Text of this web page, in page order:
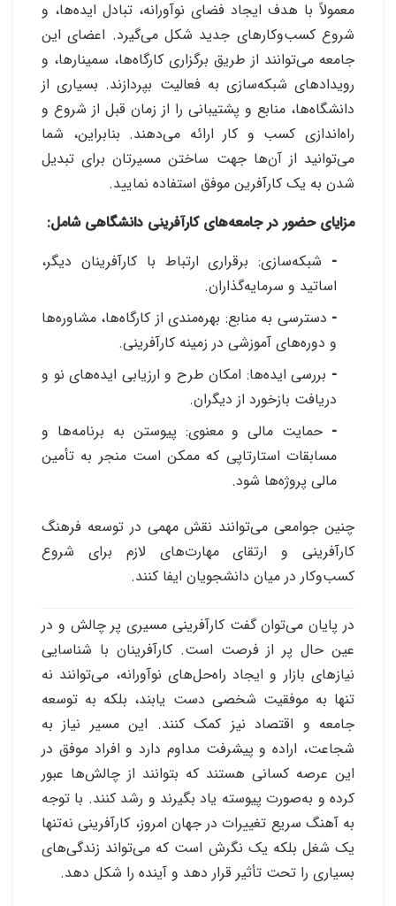
معمولاً با هدف ایجاد فضای نوآورانه، تبادل ایده‌ها، و
شروع کسب‌وکارهای جدید شکل می‌گیرد. اعضای این
جامعه می‌توانند از طریق برگزاری کارگاه‌ها، سمینارها، و
رویدادهای شبکه‌سازی به فعالیت بپردازند. بسیاری از
دانشگاه‌ها، منابع و پشتیبانی را از زمان قبل از شروع و
راه‌اندازی کسب و کار ارائه می‌دهند. بنابراین، شما
می‌توانید از آن‌ها جهت ساختن مسیرتان برای تبدیل
شدن به یک کارآفرین موفق استفاده نمایید.
مزایای حضور در جامعه‌های کارآفرینی دانشگاهی شامل:
- شبکه‌سازی: برقراری ارتباط با کارآفرینان دیگر،
اساتید و سرمایه‌گذاران.
- دسترسی به منابع: بهره‌مندی از کارگاه‌ها، مشاوره‌ها
و دوره‌های آموزشی در زمینه کارآفرینی.
- بررسی ایده‌ها: امکان طرح و ارزیابی ایده‌های نو و
دریافت بازخورد از دیگران.
- حمایت مالی و معنوی: پیوستن به برنامه‌ها و
مسابقات استارتاپی که ممکن است منجر به تأمین
مالی پروژه‌ها شود.
چنین جوامعی می‌توانند نقش مهمی در توسعه فرهنگ
کارآفرینی و ارتقای مهارت‌های لازم برای شروع
کسب‌وکار در میان دانشجویان ایفا کنند.
در پایان می‌توان گفت کارآفرینی مسیری پر چالش و در
عین حال پر از فرصت است. کارآفرینان با شناسایی
نیازهای بازار و ایجاد راه‌حل‌های نوآورانه، می‌توانند نه
تنها به موفقیت شخصی دست یابند، بلکه به توسعه
جامعه و اقتصاد نیز کمک کنند. این مسیر نیاز به
شجاعت، اراده و پیشرفت مداوم دارد و افراد موفق در
این عرصه کسانی هستند که بتوانند از چالش‌ها عبور
کرده و به‌صورت پیوسته یاد بگیرند و رشد کنند. با توجه
به آهنگ سریع تغییرات در جهان امروز، کارآفرینی نه‌تنها
یک شغل بلکه یک نگرش است که می‌تواند زندگی‌های
بسیاری را تحت تأثیر قرار دهد و آینده را شکل دهد.